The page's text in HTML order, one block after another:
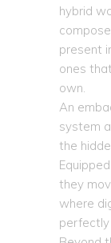
hybrid
present
ones
own.
An
system
the
they
where
perfectly